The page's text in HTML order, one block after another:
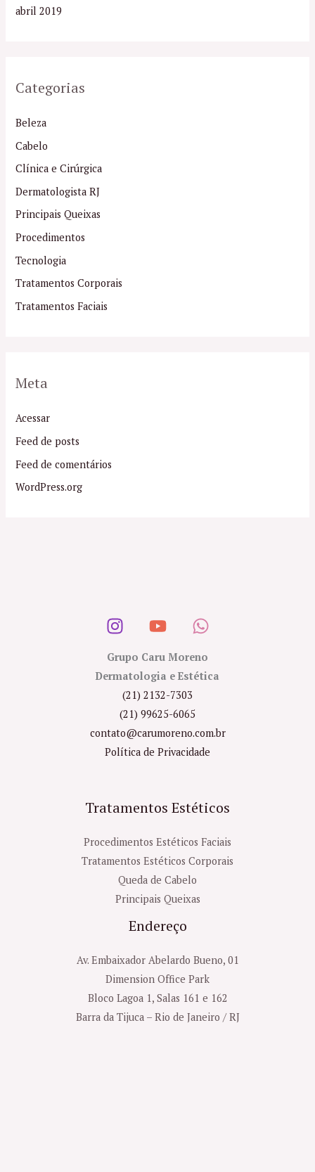
abril 2019
Categorias
Beleza
Cabelo
Clínica e Cirúrgica
Dermatologista RJ
Principais Queixas
Procedimentos
Tecnologia
Tratamentos Corporais
Tratamentos Faciais
Meta
Acessar
Feed de posts
Feed de comentários
WordPress.org
Grupo Caru Moreno
Dermatologia e Estética
(21) 2132-7303
(21) 99625-6065
contato@carumoreno.com.br
Política de Privacidade
Tratamentos Estéticos
Procedimentos Estéticos Faciais
Tratamentos Estéticos Corporais
Queda de Cabelo
Principais Queixas
Endereço
Av. Embaixador Abelardo Bueno, 01
Dimension Office Park
Bloco Lagoa 1, Salas 161 e 162
Barra da Tijuca – Rio de Janeiro / RJ